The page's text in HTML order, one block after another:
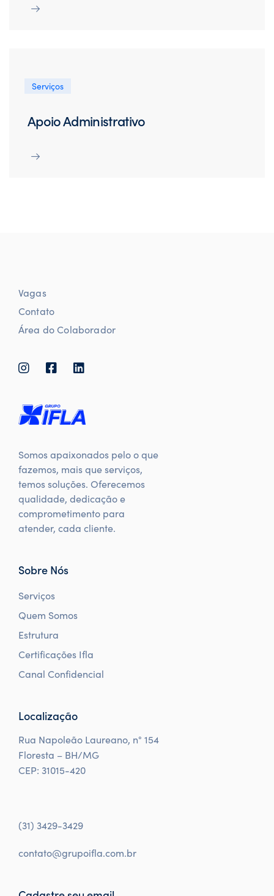
Serviços
Apoio Administrativo
Vagas
Contato
Área do Colaborador
Somos apaixonados pelo o que
fazemos, mais que serviços,
temos soluções. Oferecemos
qualidade, dedicação e
comprometimento para
atender, cada cliente.
Sobre Nós
Serviços
Quem Somos
Estrutura
Certificações Ifla
Canal Confidencial
Localização
Rua Napoleão Laureano, n° 154
Floresta – BH/MG
CEP: 31015-420
(31) 3429-3429
contato@grupoifla.com.br